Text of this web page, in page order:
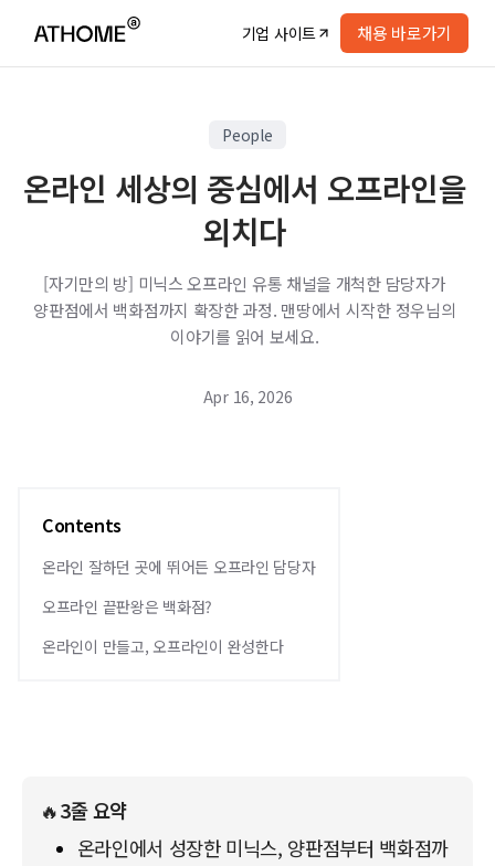
기업 사이트 채용 바로가기
People
온라인 세상의 중심에서 오프라인을
외치다
[자기만의 방] 미닉스 오프라인 유통 채널을 개척한 담당자가
양판점에서 백화점까지 확장한 과정. 맨땅에서 시작한 정우님의
이야기를 읽어 보세요.
Apr 16, 2026
Contents
온라인 잘하던 곳에 뛰어든 오프라인 담당자
오프라인 끝판왕은 백화점?
온라인이 만들고, 오프라인이 완성한다
🔥3줄 요약
온라인에서 성장한 미닉스, 양판점부터 백화점까